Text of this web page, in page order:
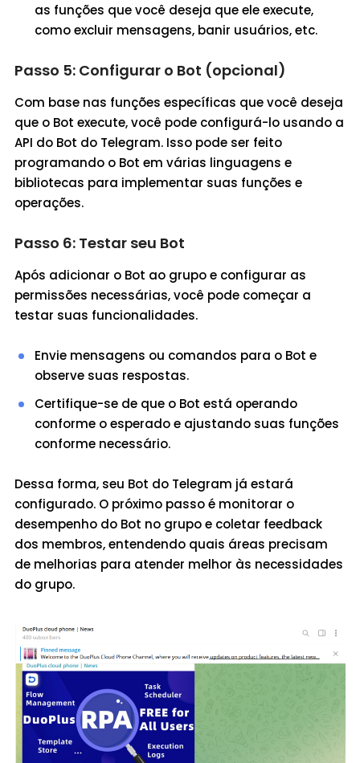
as funções que você deseja que ele execute,
como excluir mensagens, banir usuários, etc.
Passo 5: Configurar o Bot (opcional)
Com base nas funções específicas que você deseja
que o Bot execute, você pode configurá-lo usando a
API do Bot do Telegram. Isso pode ser feito
programando o Bot em várias linguagens e
bibliotecas para implementar suas funções e
operações.
Passo 6: Testar seu Bot
Após adicionar o Bot ao grupo e configurar as
permissões necessárias, você pode começar a
testar suas funcionalidades.
Envie mensagens ou comandos para o Bot e
observe suas respostas.
Certifique-se de que o Bot está operando
conforme o esperado e ajustando suas funções
conforme necessário.
Dessa forma, seu Bot do Telegram já estará
configurado. O próximo passo é monitorar o
desempenho do Bot no grupo e coletar feedback
dos membros, entendendo quais áreas precisam
de melhorias para atender melhor às necessidades
do grupo.